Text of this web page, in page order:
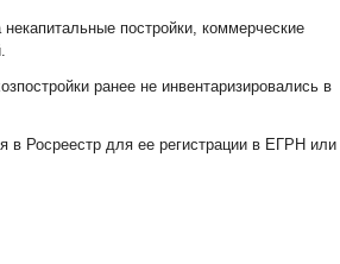
постройки, коммерческие
ранее не инвентаризировались в
в Росреестр для ее регистрации в ЕГРН или